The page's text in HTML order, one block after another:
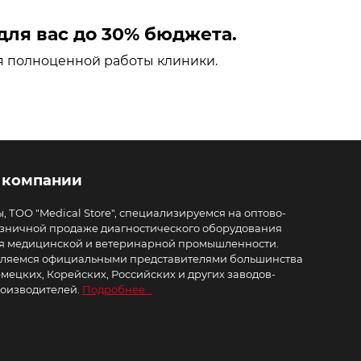
вас до 30% бюджета.
полноценной работы клиники.
ТОО "Medical Store", специализируемся на оптово-
продаже диагностического оборудования
медицинской и ветеринарной промышленности.
официальными представителями большинства
Корейских, Российских и других заводов-
Подробнее...